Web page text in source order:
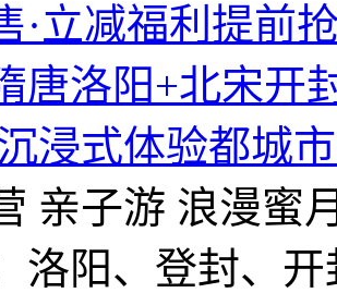
·立减福利提前
唐洛阳+北宋开
沉浸式体验都城
亲子游 浪漫蜜
洛阳、登封、